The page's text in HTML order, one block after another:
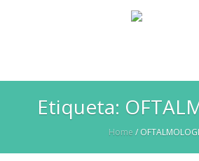
Etiqueta:
Home /